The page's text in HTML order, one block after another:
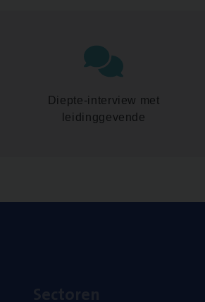
Diepte-interview met
leidinggevende